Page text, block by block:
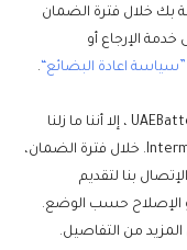
بك خلال فترة الضمان
خدمة الإرجاع أو
”سياسة اعادة البضائع“ .
على الرغم من انخفاض معدل فشل بطارية لـUAEBattery ، إلا أننا ما زلنا
نقدم ضمانا لمدة عام لبطارية Intermec 318-034-023. خلال فترة الضمان،
بنا لتقديم
الإصلاح حسب الوضع.
من التفاصيل.